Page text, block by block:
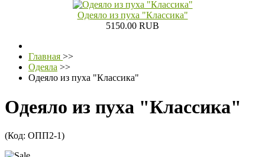
Одеяло из пуха "Классика"
5150.00 RUB
Главная >>
Одеяла >>
Одеяло из пуха "Классика"
Одеяло из пуха "Классика"
(Код: ОПП2-1)